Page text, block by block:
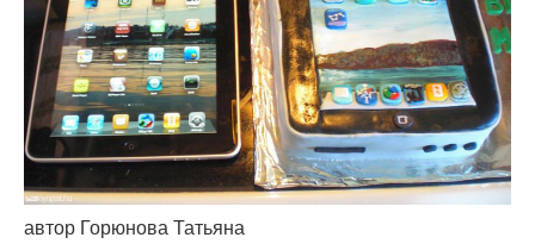
автор Горюнова Татьяна